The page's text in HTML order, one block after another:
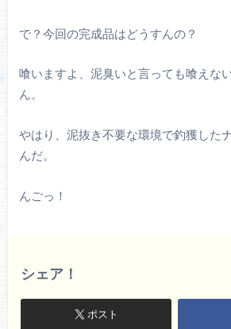
で？今回の完成品はどうすんの？
喰いますよ、泥臭いと言っても喰えな
ん。
やはり、泥抜き不要な環境で釣獲した
んだ。
んごっ！
シェア！
ポスト